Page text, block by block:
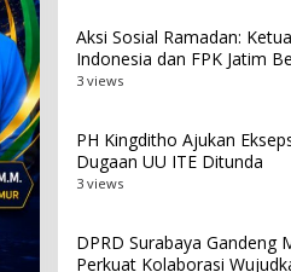
Aksi Sosial Ramadan:
Indonesia dan FPK Jatim
3 views
PH Kingditho Ajukan
Dugaan UU ITE Ditunda
3 views
DPRD Surabaya Gandeng
Perkuat Kolaborasi